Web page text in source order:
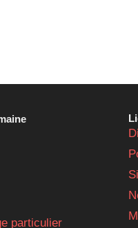
particulier